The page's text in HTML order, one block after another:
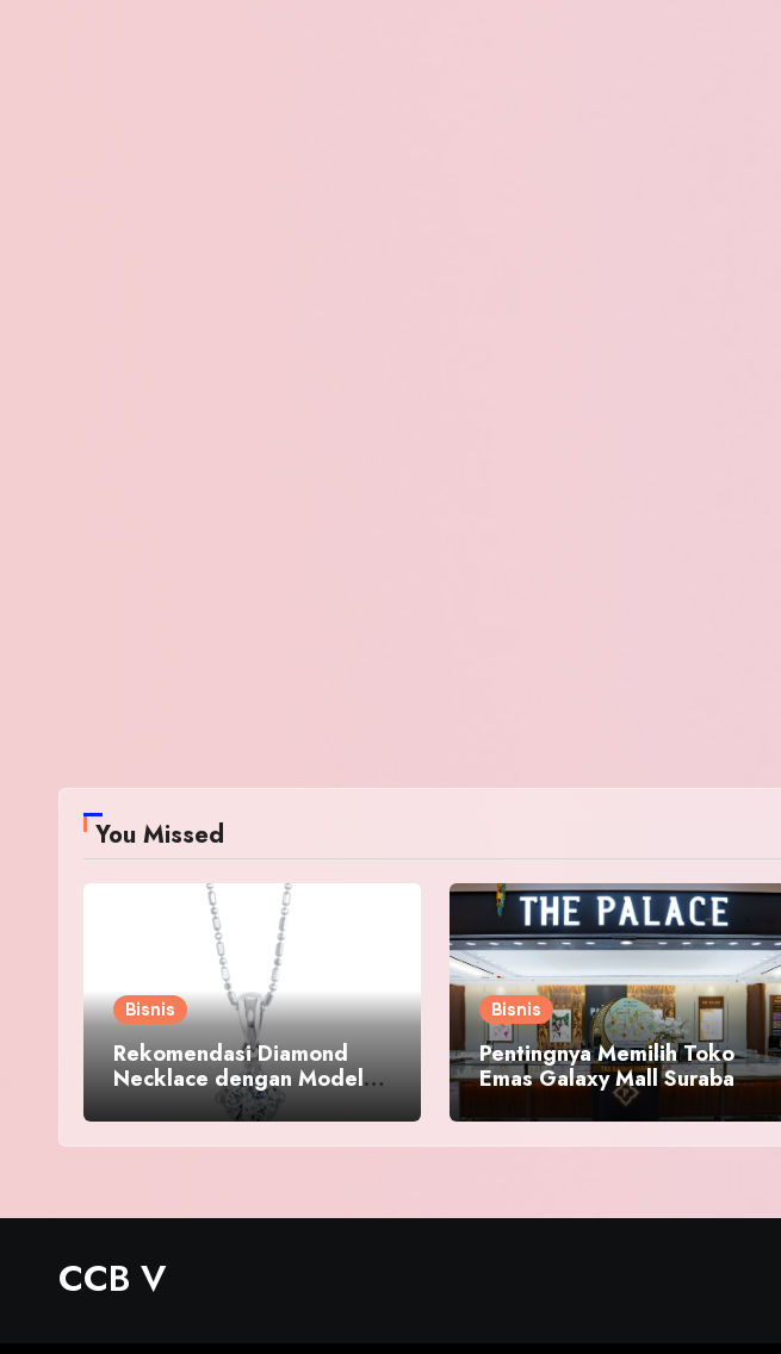
You Missed
Bisnis
Rekomendasi Diamond
Necklace dengan Model
Elegan untuk
Menyempurnakan
Penampilan
Bisnis
Pentingnya Memilih Toko
Emas Galaxy Mall Surabaya
yang Bersertifikat SNI
CCB V